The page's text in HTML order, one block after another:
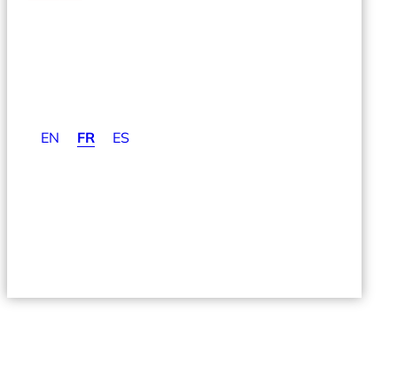
EN FR ES